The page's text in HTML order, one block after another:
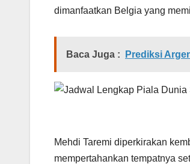
dimanfaatkan Belgia yang
Baca Juga : Prediksi
Mehdi Taremi diperkirakan
mempertahankan tempatnya